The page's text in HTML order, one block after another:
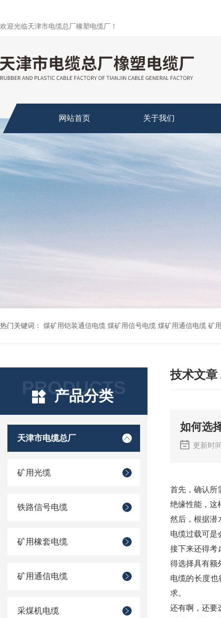
欢迎光临天津市电缆总厂橡塑电缆厂！
网站首页 关于我们
热门关键词： 煤矿用铠装通信电缆 煤矿用信号电缆 煤矿用通信电缆 矿用阻燃通信电缆 矿用监控电缆 矿用通信电缆 橡套软电缆YZ-3*1.5+1 YCW橡胶电缆3*10+1*6 船用橡套软电缆CEFR-3*2.5 煤矿用移动橡套软电缆MY3*4+1*4
PRODUCTS
产品分类
天津市电缆总厂
矿用光缆
铁路信号电缆
矿用橡套电缆
矿用通信电缆
采煤机电缆
技术文章
如何选
更新时
首先，确认所
绝缘性能，这
然后，根据潜
电缆过载可是
接下来还得考
得选择具有额
电缆的长度
求。
还有啊，还要